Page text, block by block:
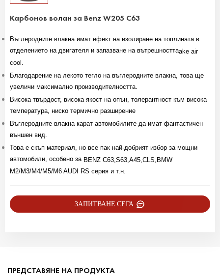
Карбонов волан за Benz W205 C63
Въглеродните влакна имат ефект на изолиране на топлината в
отделението на двигателя и запазване на вътрешносттаake air
cool.
Благодарение на лекото тегло на въглеродните влакна, това ще
увеличи максимално производителността.
Висока твърдост, висока якост на опън, толерантност към висока
температура, ниско термично разширение
Въглеродните влакна карат автомобилите да имат фантастичен
външен вид.
Това е скъп материал, но все пак най-добрият избор за мощни
автомобили, особено за BENZ C63,S63,A45,CLS,BMW
M2/M3/M4/M5/M6 AUDI RS серия и т.н.
ЗАПИТВАНЕ СЕГА
ПРЕДСТАВЯНЕ НА ПРОДУКТА